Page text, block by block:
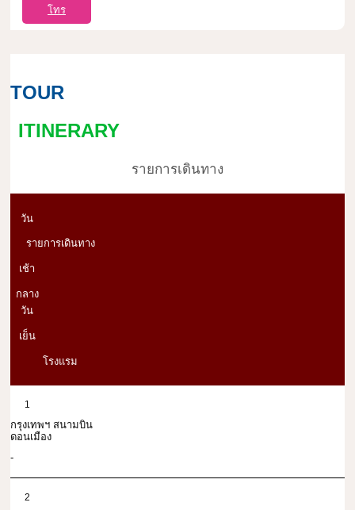
โทร
TOUR
ITINERARY
รายการเดินทาง
วัน
รายการเดินทาง
เช้า
กลาง
วัน
เย็น
โรงแรม
1
กรุงเทพฯ สนามบิน
ดอนเมือง
-
2